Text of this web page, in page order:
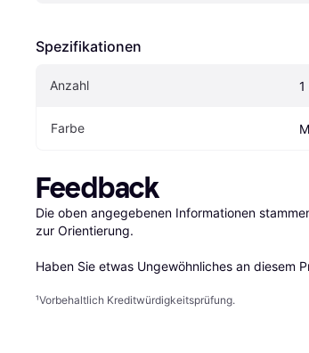
Spezifikationen
Anzahl 1
Farbe
Feedback
Die oben angegebenen Informationen
zur Orientierung.
Haben Sie etwas Ungewöhnliches an diesem
¹Vorbehaltlich Kreditwürdigkeitsprüfung.